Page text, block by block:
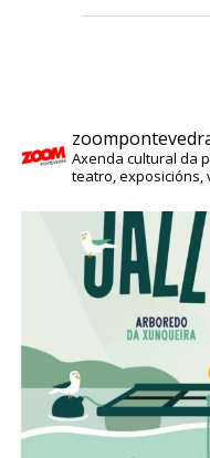
Axenda cultural da
teatro, exposicións,